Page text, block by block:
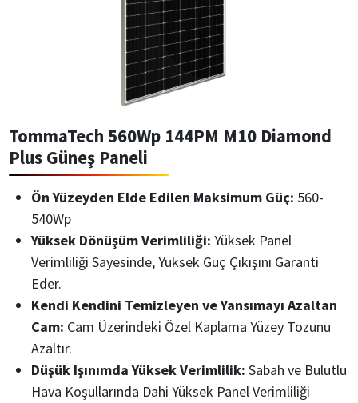
TommaTech 560Wp 144PM M10 Diamond
Plus Güneş Paneli
Ön Yüzeyden Elde Edilen Maksimum Güç: 560-
540Wp
Yüksek Dönüşüm Verimliliği: Yüksek Panel
Verimliliği Sayesinde, Yüksek Güç Çıkışını Garanti
Eder.
Kendi Kendini Temizleyen ve Yansımayı Azaltan
Cam: Cam Üzerindeki Özel Kaplama Yüzey Tozunu
Azaltır.
Düşük Işınımda Yüksek Verimlilik: Sabah ve Bulutlu
Hava Koşullarında Dahi Yüksek Panel Verimliliği